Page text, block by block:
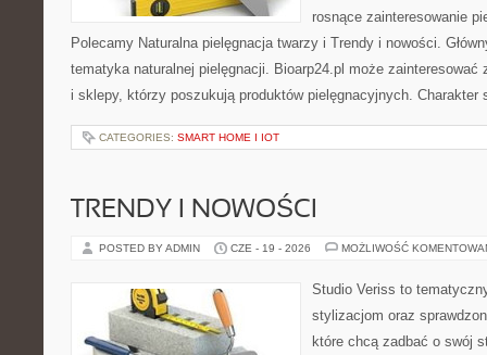
rosnące zainteresowanie
Polecamy Naturalna pielęgnacja twarzy i Trendy i nowości.
tematyka naturalnej pielęgnacji. Bioarp24.pl może zainteresować
i sklepy, którzy poszukują produktów pielęgnacyjnych.
CATEGORIES: SMART HOME I IOT
TRENDY I NOWOŚCI
POSTED BY ADMIN CZE - 19 - 2026 MOŻLIWOŚĆ
Studio Veriss to
stylizacjom oraz
które chcą zadbać o swój